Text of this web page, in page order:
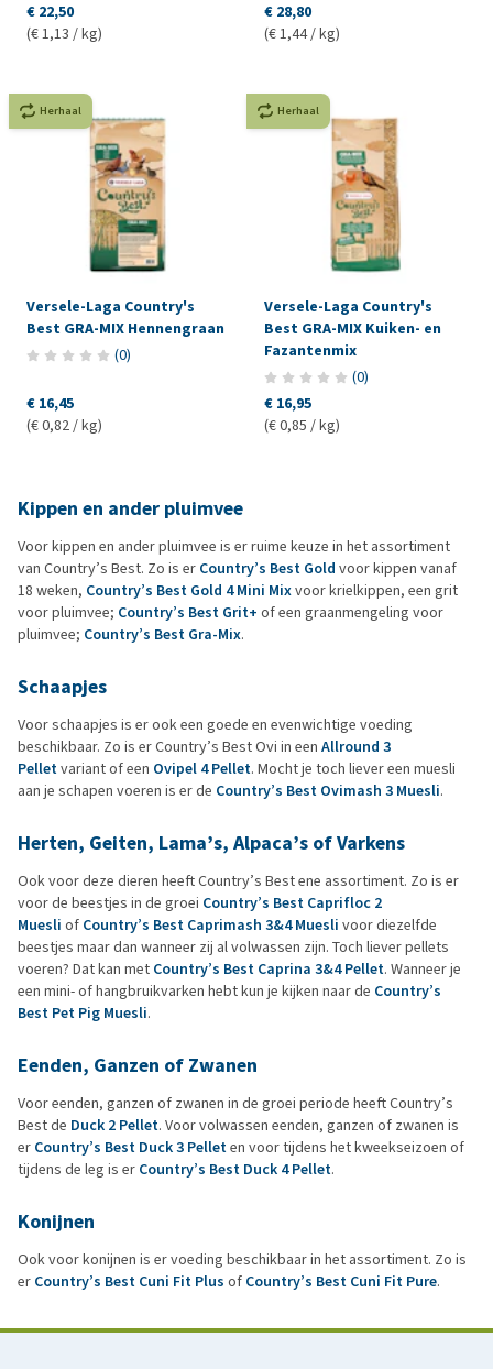
€ 22,50
(€ 1,13 / kg)
€ 28,80
(€ 1,44 / kg)
Herhaal
Versele-Laga Country's
Best GRA-MIX Hennengraan
(0)
€ 16,45
(€ 0,82 / kg)
Herhaal
Versele-Laga Country's
Best GRA-MIX Kuiken- en
Fazantenmix
(0)
€ 16,95
(€ 0,85 / kg)
Kippen en ander pluimvee
Voor kippen en ander pluimvee is er ruime keuze in het assortiment
van Country’s Best. Zo is er Country’s Best Gold voor kippen vanaf
18 weken, Country’s Best Gold 4 Mini Mixvoor krielkippen, een grit
voor pluimvee; Country’s Best Grit+ of een graanmengeling voor
pluimvee; Country’s Best Gra-Mix.
Schaapjes
Voor schaapjes is er ook een goede en evenwichtige voeding
beschikbaar. Zo is er Country’s Best Ovi in een Allround 3
Pelletvariant of een Ovipel 4 Pellet. Mocht je toch liever een muesli
aan je schapen voeren is er de Country’s Best Ovimash 3 Muesli.
Herten, Geiten, Lama’s, Alpaca’s of Varkens
Ook voor deze dieren heeft Country’s Best ene assortiment. Zo is er
voor de beestjes in de groei Country’s Best Caprifloc 2
Muesli of Country’s Best Caprimash 3&4 Muesli voor diezelfde
beestjes maar dan wanneer zij al volwassen zijn. Toch liever pellets
voeren? Dat kan met Country’s Best Caprina 3&4 Pellet. Wanneer je
een mini- of hangbruikvarken hebt kun je kijken naar de Country’s
Best Pet Pig Muesli.
Eenden, Ganzen of Zwanen
Voor eenden, ganzen of zwanen in de groei periode heeft Country’s
Best de Duck 2 Pellet. Voor volwassen eenden, ganzen of zwanen is
er Country’s Best Duck 3 Pelleten voor tijdens het kweekseizoen of
tijdens de leg is er Country’s Best Duck 4 Pellet.
Konijnen
Ook voor konijnen is er voeding beschikbaar in het assortiment. Zo is
er Country’s Best Cuni Fit Plus of Country’s Best Cuni Fit Pure.